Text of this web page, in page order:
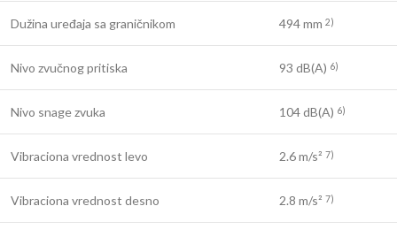
Dužina uređaja sa graničnikom 494 mm 2)
Nivo zvučnog pritiska 93 dB(A) 6)
Nivo snage zvuka 104 dB(A) 6)
Vibraciona vrednost levo 2.6 m/s² 7)
Vibraciona vrednost desno 2.8 m/s² 7)